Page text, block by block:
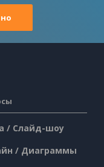
/ Слайд-шоу
/ Диаграммы